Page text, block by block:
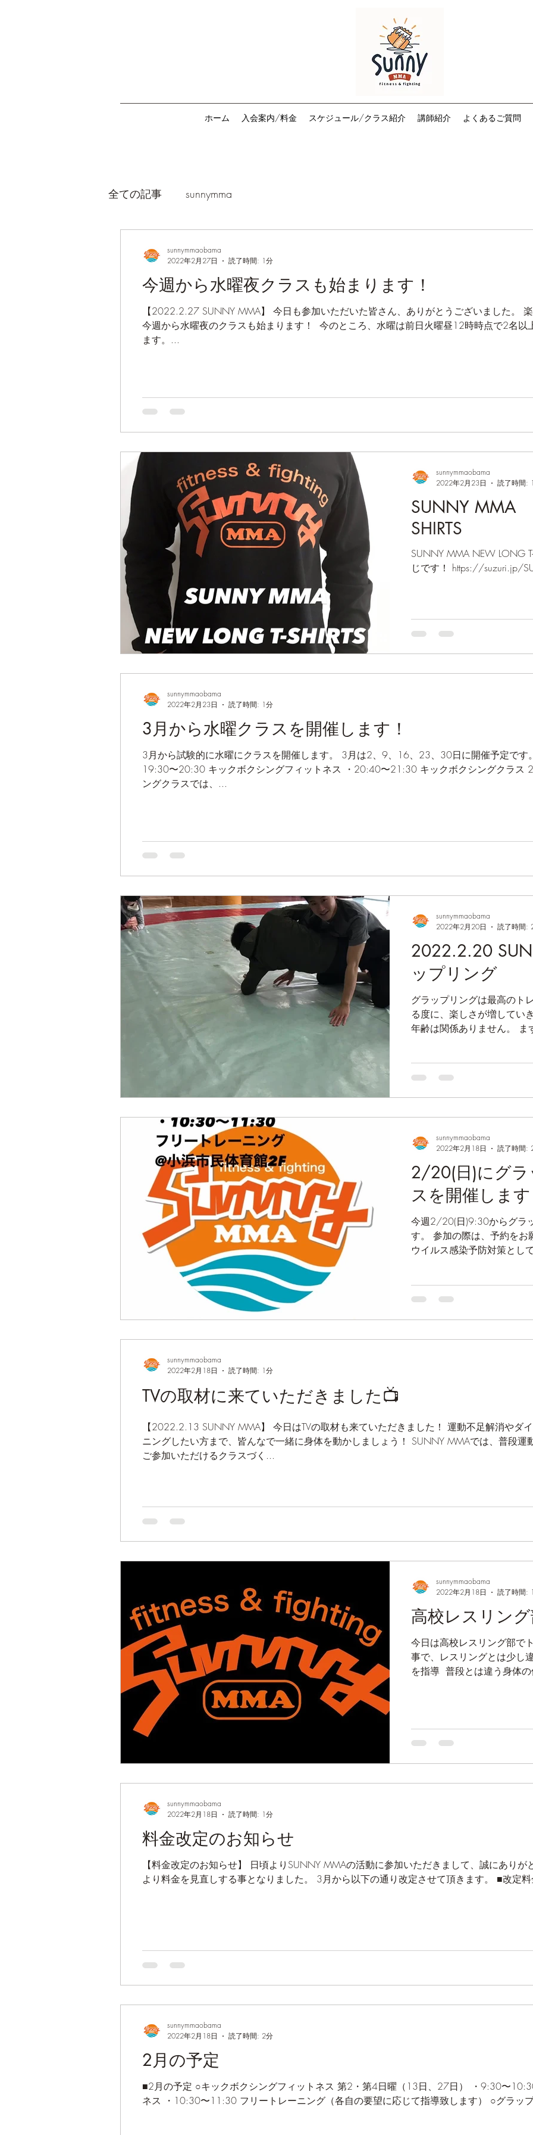
ホーム 入会案内/料金 スケジュール/クラス紹介 講師紹介 よくあるご質問
全ての記事 sunnymma
今週から水曜夜クラスも始まります！
【2022.2.27 SUNNY MMA】 今日も参加いただいた皆さん、ありがとうございました。
今週から水曜夜のクラスも始まります！ ⁡ 今のところ、水曜は前日火曜昼12時時点で2名以
ます。...
sunnymmaobama
2022年2月27日
読了時間: 1分
SUNNY MMA
SHIRTS
SUNNY MMA NEW LONG
じです！ https://suzuri.jp/
sunnymmaobama
2022年2月23日
読了時間:
3月から水曜クラスを開催します！
3月から試験的に水曜にクラスを開催します。 3月は2、9、16、23、30日に開催予定です
19:30〜20:30 キックボクシングフィットネス ・20:40〜21:30 キックボクシングクラス
ングクラスでは、...
sunnymmaobama
2022年2月23日
読了時間: 1分
2022.2.20
ップリング
グラップリングは最高のト
る度に、楽しさが増してい
年齢は関係ありません。 ま
sunnymmaobama
2022年2月20日
読了時間:
2/20(日)にグ
スを開催します
今週2/20(日)9:30からグラ
す。 参加の際は、予約をお願いいたします。 新型コロナ
ウイルス感染予防対策とし
sunnymmaobama
2022年2月18日
読了時間:
TVの取材に来ていただきました📺
【2022.2.13 SUNNY MMA】 今日はTVの取材も来ていただきました！ 運動不足解消やダイエットから、ハードにトレー
ニングしたい方まで、皆んなで一緒に身体を動かしましょう！ SUNNY MMAでは、普段運動をされない方にも安心して
ご参加いただけるクラスづく...
sunnymmaobama
2022年2月18日
読了時間: 1分
高校レスリン
今日は高校レスリング部で
事で、レスリングとは少し
を指導 ⁡ 普段とは違う身体
sunnymmaobama
2022年2月18日
読了時間:
料金改定のお知らせ
【料金改定のお知らせ】 日頃よりSUNNY MMAの活動に参加いただきまして、誠にありがとうございます。 2022年3月
より料金を見直しする事となりました
sunnymmaobama
2022年2月18日
読了時間: 1分
2月の予定
■2月の予定 ○キックボクシングフィットネス 第2・第4日曜（13日、27日） ・9:30〜
ネス ・10:30〜11:30 フリートレーニング（各
sunnymmaobama
2022年2月18日
読了時間: 2分